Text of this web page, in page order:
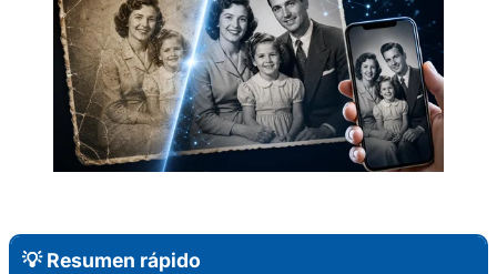
💡 Resumen rápido